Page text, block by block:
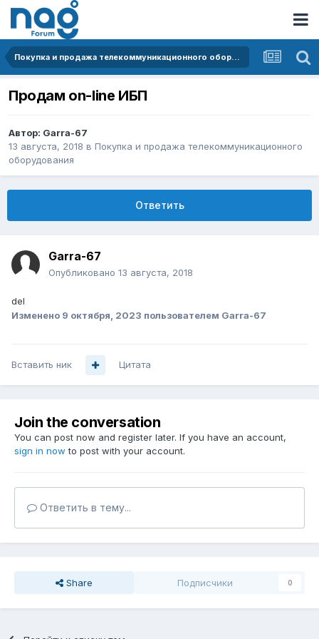
Покупка и продажа телекоммуникационного оборудования
Продам on-line ИБП
Автор: Garra-67
13 августа, 2018 в Покупка и продажа телекоммуникационного
оборудования
Ответить
Garra-67
Опубликовано 13 августа, 2018
del
Изменено 9 октября, 2023 пользователем Garra-67
Вставить ник Цитата
Join the conversation
You can post now and register later. If you have an account,
sign in now to post with your account.
Ответить в тему...
Share Подписчики 0